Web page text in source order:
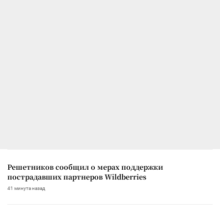
Решетников сообщил о мерах поддержки
пострадавших партнеров Wildberries
41 минута назад